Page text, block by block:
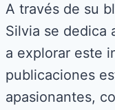
A través de su
Silvia se dedica
a explorar este
publicaciones
apasionantes,